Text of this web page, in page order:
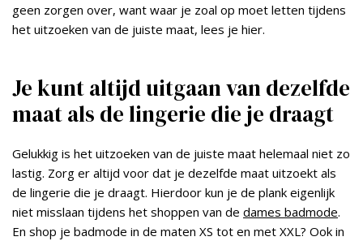
geen zorgen over, want waar je zoal op moet letten tijdens
het uitzoeken van de juiste maat, lees je hier.
Je kunt altijd uitgaan van dezelfde
maat als de lingerie die je draagt
Gelukkig is het uitzoeken van de juiste maat helemaal niet zo
lastig. Zorg er altijd voor dat je dezelfde maat uitzoekt als
de lingerie die je draagt. Hierdoor kun je de plank eigenlijk
niet misslaan tijdens het shoppen van de dames badmode.
En shop je badmode in de maten XS tot en met XXL? Ook in